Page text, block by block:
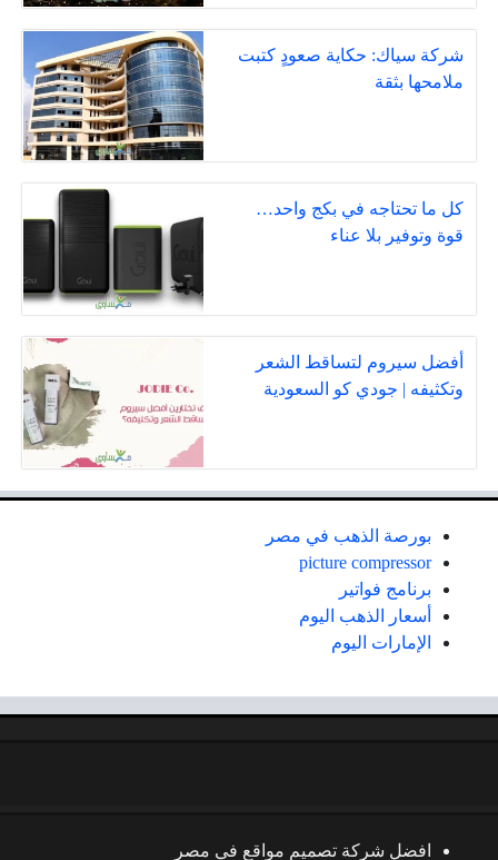
شركة سياك: حكاية صعودٍ كتبت
ملامحها بثقة
كل ما تحتاجه في بكج واحد…
قوة وتوفير بلا عناء
أفضل سيروم لتساقط الشعر
وتكثيفه | جودي كو السعودية
بورصة الذهب في مصر
picture compressor
برنامج فواتير
أسعار الذهب اليوم
الإمارات اليوم
افضل شركة تصميم مواقع في مصر